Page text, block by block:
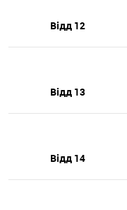
Відд 12
Відд 13
Відд 14